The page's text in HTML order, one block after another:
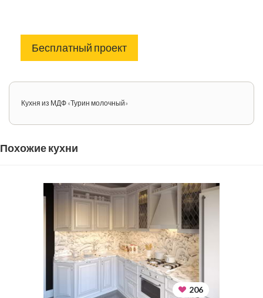
Бесплатный проект
Кухня из МДФ «Турин молочный»
Похожие кухни
206